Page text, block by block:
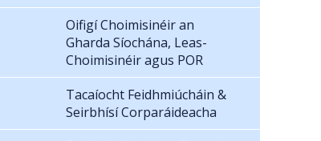
Oifigí Choimisinéir an
Gharda Síochána, Leas-
Choimisinéir agus POR
Tacaíocht Feidhmiúcháin &
Seirbhísí Corparáideacha